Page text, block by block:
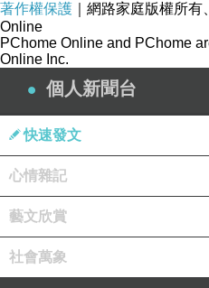
在企業管理或公共治理中，
乏真正的追究。
跨文化比較
承認錯誤），責任人或行為
有時也使用被動語態，但在
遍。這種差異凸顯不同文化
諧，英語文化更強調責任歸屬
著作權保護 ｜網路家庭版權所有
Online
PChome Online and PChome
Online Inc.
個人新聞台
快速發文
心情雜記
藝文欣賞
社會萬象